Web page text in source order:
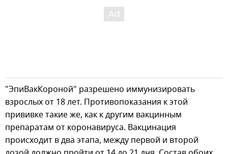
"ЭпиВакКороной" разрешено иммунизировать
взрослых от 18 лет. Противопоказания к этой
прививке такие же, как к другим вакцинным
препаратам от коронавируса. Вакцинация
происходит в два этапа, между первой и второй